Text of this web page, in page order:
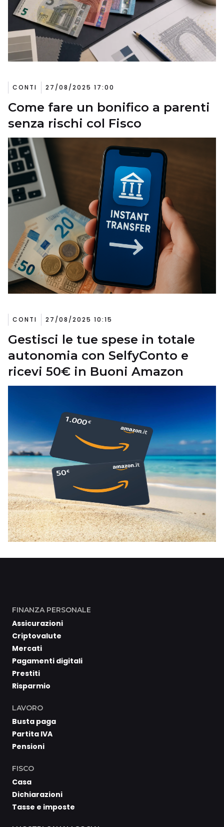
CONTI 27/08/2025 17:00
Come fare un bonifico a parenti
senza rischi col Fisco
CONTI 27/08/2025 10:15
Gestisci le tue spese in totale
autonomia con SelfyConto e
ricevi 50€ in Buoni Amazon
FINANZA PERSONALE
Assicurazioni
Criptovalute
Mercati
Pagamenti digitali
Prestiti
Risparmio
LAVORO
Busta paga
Partita IVA
Pensioni
FISCO
Casa
Dichiarazioni
Tasse e imposte